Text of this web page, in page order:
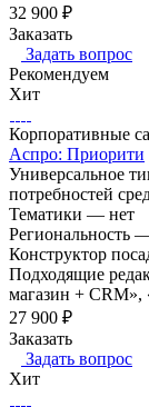
32 900 ₽
Заказать
Задать вопрос
Рекомендуем
Хит
Корпоративные
Аспро: Приорити
Универсальное
потребностей
Тематики — нет
Региональность
Конструктор
Подходящие
магазин + CRM»,
27 900 ₽
Заказать
Задать вопрос
Хит